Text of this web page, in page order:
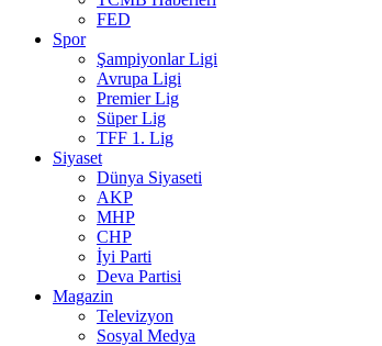
FED
Spor
Şampiyonlar Ligi
Avrupa Ligi
Premier Lig
Süper Lig
TFF 1. Lig
Siyaset
Dünya Siyaseti
AKP
MHP
CHP
İyi Parti
Deva Partisi
Magazin
Televizyon
Sosyal Medya